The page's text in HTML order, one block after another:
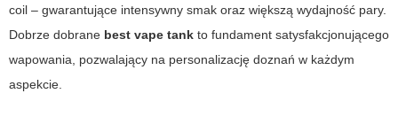
coil – gwarantujące intensywny smak oraz większą wydajność pary.
Dobrze dobrane best vape tank to fundament satysfakcjonującego
wapowania, pozwalający na personalizację doznań w każdym
aspekcie.